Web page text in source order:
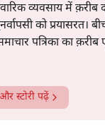
व्यवसाय में
को
पत्रिका का क़रीब
स्टोरी पढ़ें